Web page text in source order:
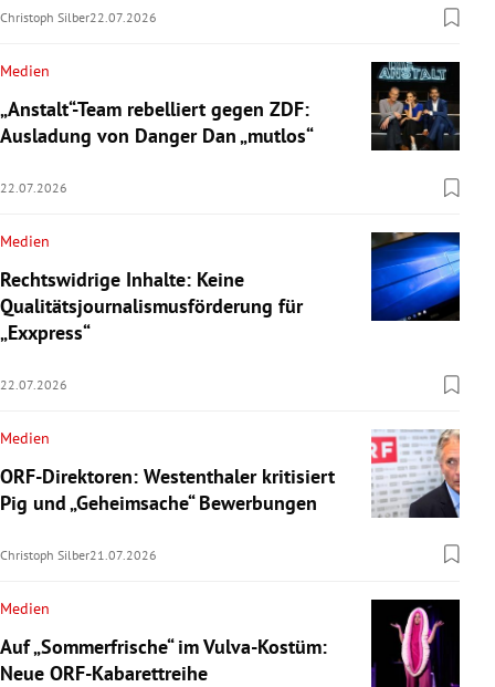
Christoph Silber22.07.2026
Medien
„Anstalt“-Team rebelliert gegen ZDF:
Ausladung von Danger Dan „mutlos“
22.07.2026
Medien
Rechtswidrige Inhalte: Keine
Qualitätsjournalismusförderung für
„Exxpress“
22.07.2026
Medien
ORF-Direktoren: Westenthaler kritisiert
Pig und „Geheimsache“ Bewerbungen
Christoph Silber21.07.2026
Medien
Auf „Sommerfrische“ im Vulva-Kostüm:
Neue ORF-Kabarettreihe